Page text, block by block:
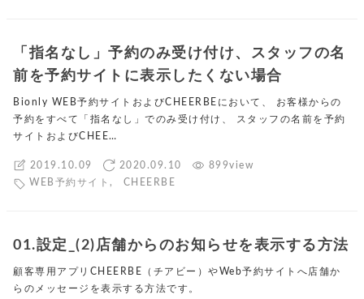
「指名なし」予約のみ受け付け、スタッフの名
前を予約サイトに表示したくない場合
Bionly WEB予約サイトおよびCHEERBEにおいて、 お客様からの
予約をすべて「指名なし」でのみ受け付け、 スタッフの名前を予約
サイトおよびCHEE…
2019.10.09 2020.09.10
899view
WEB予約サイト , CHEERBE
01.設定_(2)店舗からのお知らせを表示する方法
顧客専用アプリCHEERBE（チアビー）やWeb予約サイトへ店舗か
らのメッセージを表示する方法です。